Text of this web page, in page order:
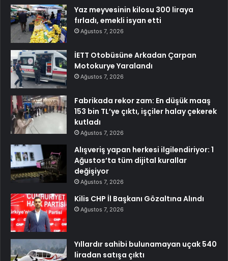
Yaz meyvesinin kilosu 300 liraya
fırladı, emekli isyan etti
Ağustos 7, 2026
İETT Otobüsüne Arkadan Çarpan
Motokurye Yaralandı
Ağustos 7, 2026
Fabrikada rekor zam: En düşük maaş
153 bin TL’ye çıktı, işçiler halay çekerek
kutladı
Ağustos 7, 2026
Alışveriş yapan herkesi ilgilendiriyor: 1
Ağustos’ta tüm dijital kurallar
değişiyor
Ağustos 7, 2026
Kilis CHP İl Başkanı Gözaltına Alındı
Ağustos 7, 2026
Yıllardır sahibi bulunamayan uçak 540
liradan satışa çıktı